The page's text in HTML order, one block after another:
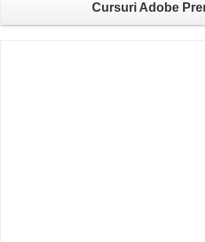
Cursuri Adobe